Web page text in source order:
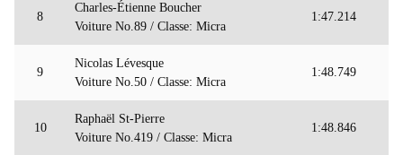
8
Charles-Étienne Boucher
Voiture No.89 / Classe: Micra
1:47.214
9
Nicolas Lévesque
Voiture No.50 / Classe: Micra
1:48.749
10
Raphaël St-Pierre
Voiture No.419 / Classe: Micra
1:48.846